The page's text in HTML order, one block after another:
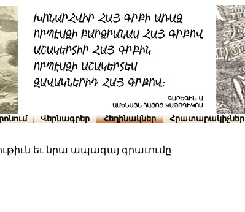
Վերնագրեր Հեղինակներ Հրատարակիչներ
եւ նրա ապագայ գրաւումը